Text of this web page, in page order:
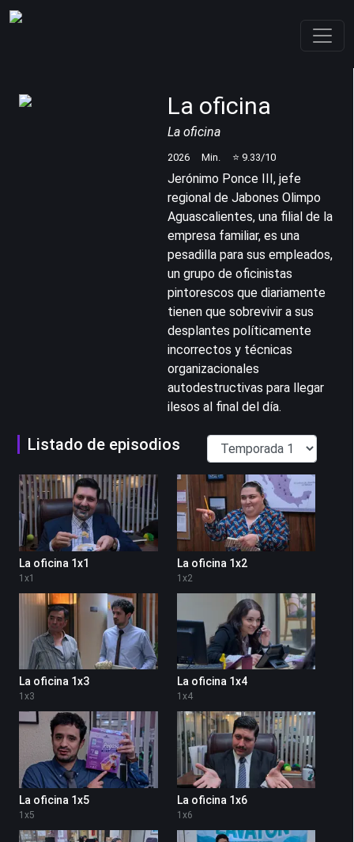
La oficina
La oficina
2026 Min. ⭐ 9.33/10
Jerónimo Ponce III, jefe
regional de Jabones Olimpo
Aguascalientes, una filial de la
empresa familiar, es una
pesadilla para sus empleados,
un grupo de oficinistas
pintorescos que diariamente
tienen que sobrevivir a sus
desplantes políticamente
incorrectos y técnicas
organizacionales
autodestructivas para llegar
ilesos al final del día.
Listado de episodios
La oficina 1x1
1 x1
La oficina 1x2
1 x2
La oficina 1x3
1 x3
La oficina 1x4
1 x4
La oficina 1x5
1 x5
La oficina 1x6
1 x6